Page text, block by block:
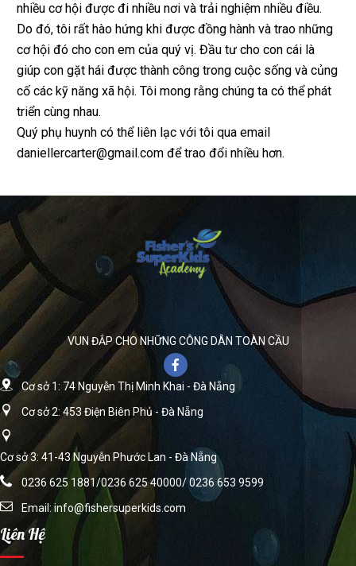
nhiều cơ hội được đi nhiều nơi và trải nghiệm nhiều điều.
Do đó, tôi rất hào hứng khi được đồng hành và trao những
cơ hội đó cho con em của quý vị. Đầu tư cho con cái là
giúp con gặt hái được thành công trong cuộc sống và củng
cố các kỹ năng xã hội. Tôi mong rằng chúng ta có thể phát
triển cùng nhau.
Quý phụ huynh có thể liên lạc với tôi qua email
daniellercarter@gmail.com để trao đổi nhiều hơn.
VUN ĐẮP CHO NHỮNG CÔNG DÂN TOÀN CẦU
Cơ sở 1: 74 Nguyễn Thị Minh Khai - Đà Nẵng
Cơ sở 2: 453 Điện Biên Phủ - Đà Nẵng
Cơ sở 3: 41-43 Nguyễn Phước Lan - Đà Nẵng
0236 625 1881/0236 625 40000/ 0236 653 9599
Email:info@fishersuperkids.com
Liên Hệ